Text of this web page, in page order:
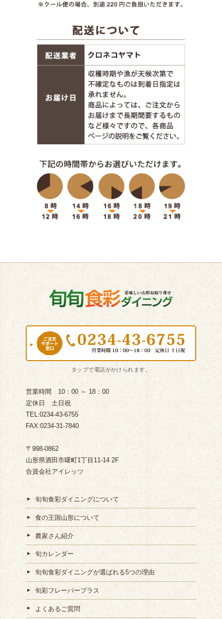
営業時間 10：00 ～ 18：00
定休日 土日祝
TEL:0234-43-6755
FAX:0234-31-7840
〒998-0862
山形県酒田市曙町1丁目11-14 2F
合資会社アイレッツ
旬旬食彩ダイニングについて
食の王国山形について
農家さん紹介
旬カレンダー
旬旬食彩ダイニングが選ばれる5つの理由
旬彩フレーバープラス
よくあるご質問